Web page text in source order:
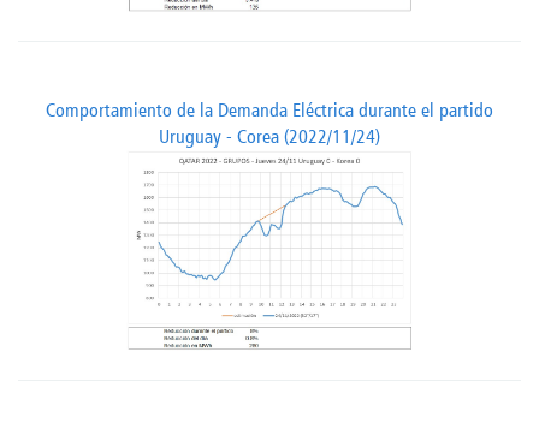
Comportamiento de la Demanda Eléctrica durante el partido
Uruguay - Corea (2022/11/24)